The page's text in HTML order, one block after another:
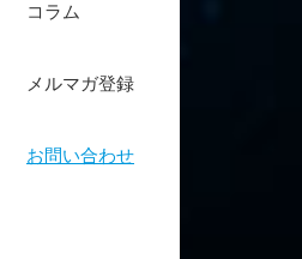
コラム
メルマガ登録
お問い合わせ